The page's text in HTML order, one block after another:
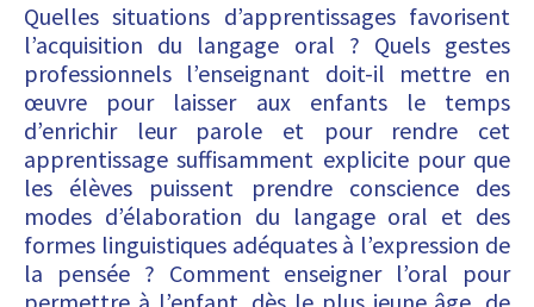
Quelles situations d’apprentissages favorisent
l’acquisition du langage oral ? Quels gestes
professionnels l’enseignant doit-il mettre en
œuvre pour laisser aux enfants le temps
d’enrichir leur parole et pour rendre cet
apprentissage suffisamment explicite pour que
les élèves puissent prendre conscience des
modes d’élaboration du langage oral et des
formes linguistiques adéquates à l’expression de
la pensée ? Comment enseigner l’oral pour